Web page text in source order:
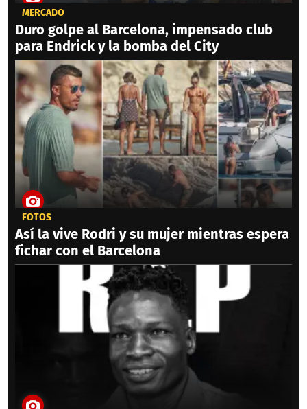
MERCADO
Duro golpe al Barcelona, impensado club
para Endrick y la bomba del City
FOTOS
Así la vive Rodri y su mujer mientras espera
fichar con el Barcelona